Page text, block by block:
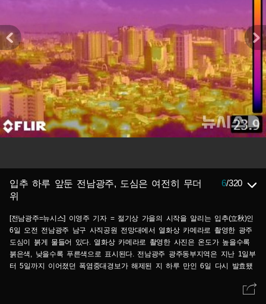
입추 하루 앞둔 전남광주, 도심은 여전히 무더
위
6/320
[전남광주=뉴시스] 이영주 기자 = 절기상 가을의 시작을 알리는 입추(立秋)인
6일 오전 전남광주 남구 사직공원 전망대에서 열화상 카메라로 촬영한 광주
도심이 붉게 물들어 있다. 열화상 카메라로 촬영한 사진은 온도가 높을수록
붉은색, 낮을수록 푸른색으로 표시된다. 전남광주 광주동부지역은 지난 1일부
터 5일까지 이어졌던 폭염중대경보가 해제된 지 하루 만인 6일 다시 발효됐